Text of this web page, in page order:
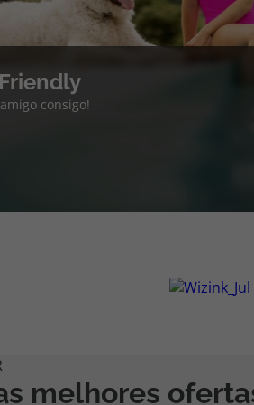
consigo!
melhores